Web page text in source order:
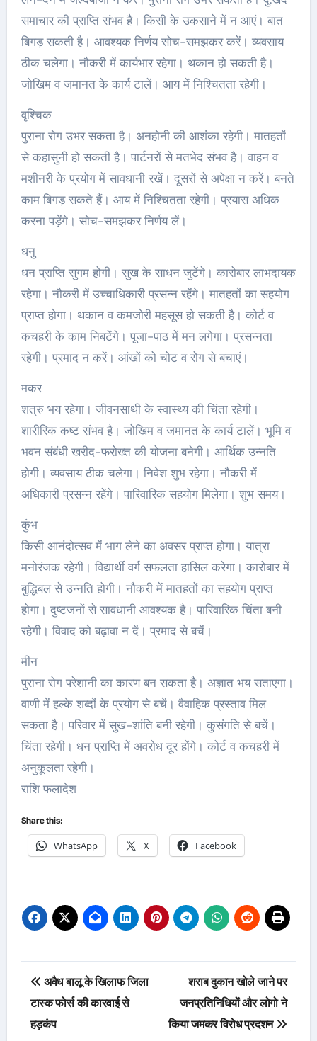
समाचार की प्राप्ति संभव है। किसी के उकसाने में न आएं। बात
बिगड़ सकती है। आवश्यक निर्णय सोच-समझकर करें। व्यवसाय
ठीक चलेगा। नौकरी में कार्यभार रहेगा। थकान हो सकती है।
जोखिम व जमानत के कार्य टालें। आय में निश्चितता रहेगी।
वृश्चिक
पुराना रोग उभर सकता है। अनहोनी की आशंका रहेगी। मातहतों
से कहासुनी हो सकती है। पार्टनरों से मतभेद संभव है। वाहन व
मशीनरी के प्रयोग में सावधानी रखें। दूसरों से अपेक्षा न करें। बनते
काम बिगड़ सकते हैं। आय में निश्चितता रहेगी। प्रयास अधिक
करना पड़ेंगे। सोच-समझकर निर्णय लें।
धनु
धन प्राप्ति सुगम होगी। सुख के साधन जुटेंगे। कारोबार लाभदायक
रहेगा। नौकरी में उच्चाधिकारी प्रसन्न रहेंगे। मातहतों का सहयोग
प्राप्त होगा। थकान व कमजोरी महसूस हो सकती है। कोर्ट व
कचहरी के काम निबटेंगे। पूजा-पाठ में मन लगेगा। प्रसन्नता
रहेगी। प्रमाद न करें। आंखों को चोट व रोग से बचाएं।
मकर
शत्रु भय रहेगा। जीवनसाथी के स्वास्थ्य की चिंता रहेगी।
शारीरिक कष्ट संभव है। जोखिम व जमानत के कार्य टालें। भूमि व
भवन संबंधी खरीद-फरोख्त की योजना बनेगी। आर्थिक उन्नति
होगी। व्यवसाय ठीक चलेगा। निवेश शुभ रहेगा। नौकरी में
अधिकारी प्रसन्न रहेंगे। पारिवारिक सहयोग मिलेगा। शुभ समय।
कुंभ
किसी आनंदोत्सव में भाग लेने का अवसर प्राप्त होगा। यात्रा
मनोरंजक रहेगी। विद्यार्थी वर्ग सफलता हासिल करेगा। कारोबार में
बुद्धिबल से उन्नति होगी। नौकरी में मातहतों का सहयोग प्राप्त
होगा। दुष्टजनों से सावधानी आवश्यक है। पारिवारिक चिंता बनी
रहेगी। विवाद को बढ़ावा न दें। प्रमाद से बचें।
मीन
पुराना रोग परेशानी का कारण बन सकता है। अज्ञात भय सताएगा।
वाणी में हल्के शब्दों के प्रयोग से बचें। वैवाहिक प्रस्ताव मिल
सकता है। परिवार में सुख-शांति बनी रहेगी। कुसंगति से बचें।
चिंता रहेगी। धन प्राप्ति में अवरोध दूर होंगे। कोर्ट व कचहरी में
अनुकूलता रहेगी।
राशि फलादेश
Share this:
WhatsApp X Facebook
Post
navigation
अवैध बालू के खिलाफ जिला
टास्क फोर्स की कारवाई से
हड़कंप
शराब दुकान खोले जाने पर
जनप्रतिनिधियों और लोगो ने
किया जमकर विरोध प्रदशन